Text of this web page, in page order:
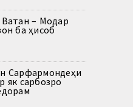
– Модар
ба ҳисоб
Сарфармондеҳи
як сарбозро